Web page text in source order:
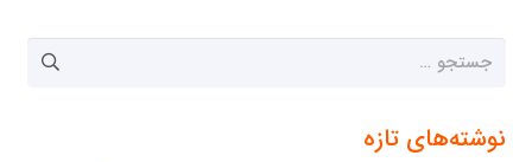
جستجو
نوشته‌های تازه